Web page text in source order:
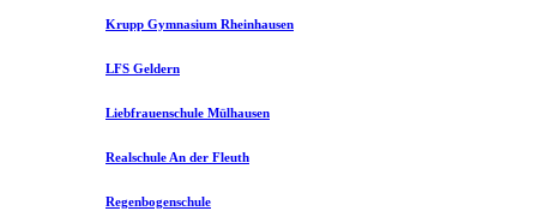
Krupp Gymnasium Rheinhausen
LFS Geldern
Liebfrauenschule Mülhausen​
Realschule An der Fleuth
Regenbogenschule